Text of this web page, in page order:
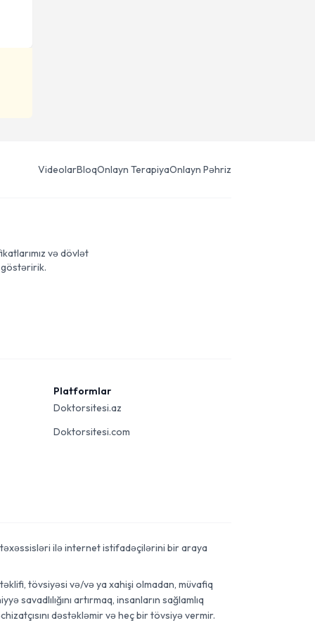
VideolarBloqOnlayn TerapiyaOnlayn Pəhriz
və dövlət
göstəririk.
Platformlar
Doktorsitesi.az
Doktorsitesi.com
ilə internet istifadəçilərini bir araya
tövsiyəsi və/və ya xahişi olmadan, müvafiq
savadlılığını artırmaq, insanların sağlamlıq
dəstəkləmir və heç bir tövsiyə vermir.